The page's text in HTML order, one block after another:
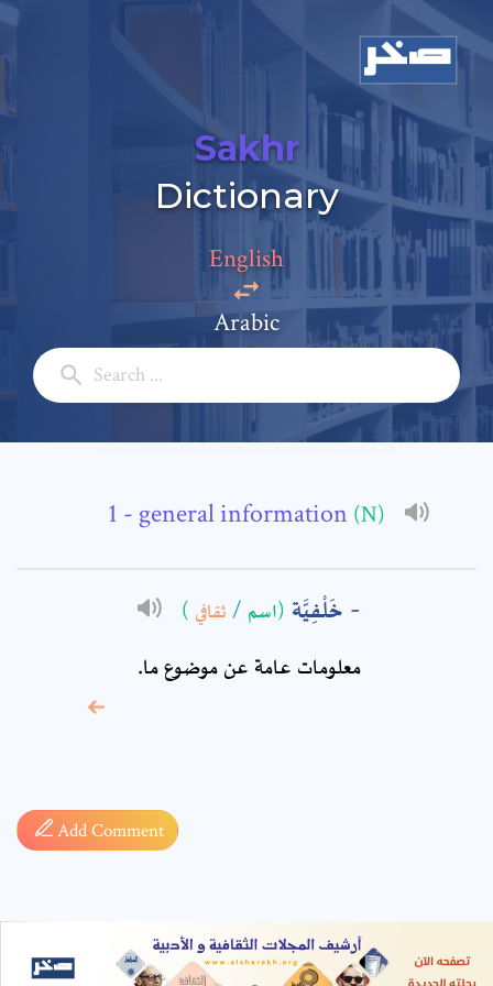
Sakhr
Dictionary
English
Arabic
- general information (N)
خَلْفِيَّة (اسم / ثقافي )
معلومات عامة عن موضوع ما.
Add Comment
Add a comment
Full Name: *
Subject: *
required fields